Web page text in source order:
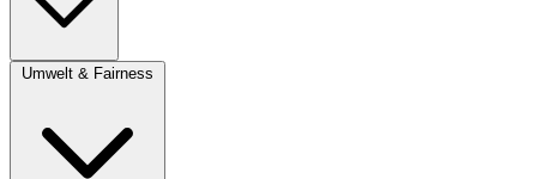
Umwelt & Fairness